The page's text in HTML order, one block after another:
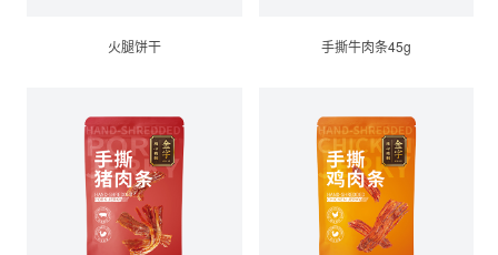
火腿饼干 手撕牛肉条45g